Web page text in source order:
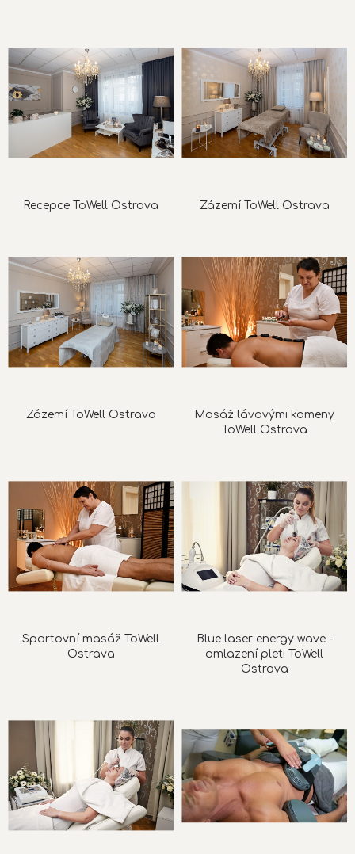
Recepce ToWell Ostrava Zázemí ToWell Ostrava
Zázemí ToWell Ostrava
Masáž lávovými kameny
ToWell Ostrava
Sportovní masáž ToWell
Ostrava
Blue laser energy wave -
omlazení pleti ToWell
Ostrava